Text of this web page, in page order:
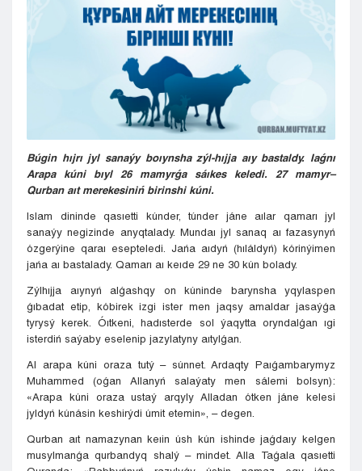
Búgin hıjrı jyl sanaýy boıynsha zýl-hıjja aıy bastaldy. Iaǵnı
Arapa kúni bıyl 26 mamyrǵa sáıkes keledi. 27 mamyr–
Qurban aıt merekesiniń birinshi kúni.
Islam dininde qasıetti kúnder, túnder jáne aılar qamarı jyl
sanaýy negizinde anyqtalady. Mundaı jyl sanaq aı fazasynyń
ózgerýine qaraı esepteledi. Jańa aıdyń (hıláldyń) kórinýimen
jańa aı bastalady. Qamarı aı keıde 29 ne 30 kún bolady.
Zýlhıjja aıynyń alǵashqy on kúninde barynsha yqylaspen
ǵıbadat etip, kóbirek izgi ister men jaqsy amaldar jasaýǵa
tyrysý kerek. Óıtkeni, hadısterde sol ýaqytta oryndalǵan ıgi
isterdiń saýaby eselenip jazylatyny aıtylǵan.
Al arapa kúni oraza tutý – súnnet. Ardaqty Paıǵambarymyz
Muhammed (oǵan Allanyń salaýaty men sálemi bolsyn):
«Arapa kúni oraza ustaý arqyly Alladan ótken jáne kelesi
jyldyń kúnásin keshirýdi úmit etemin», – degen.
Qurban aıt namazynan keıin úsh kún ishinde jaǵdaıy kelgen
musylmanǵa qurbandyq shalý – mindet. Alla Taǵala qasıetti